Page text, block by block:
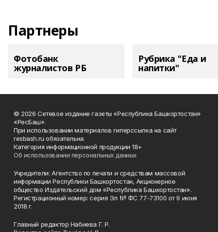
Партнеры
Фотобанк
журналистов РБ
Рубрика "Еда и
напитки"
© 2026 Сетевое издание газеты «Республика Башкортостан»
«РесБаш».
При использовании материалов гиперссылка на сайт
resbash.ru обязательна.
Категория информационной продукции 18+
Об использовании персональных данных
Учредители: Агентство по печати и средствам массовой
информации Республики Башкортостан, Акционерное
общество Издательский дом «Республика Башкортостан».
Регистрационный номер: серия Эл № ФС 77-73100 от 9 июня
2018 г.
Главный редактор Набиева Г. Р.